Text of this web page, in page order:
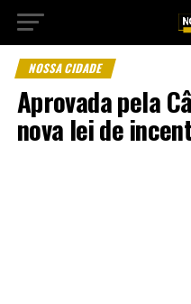
NOSSA CIDADE
Aprovada pela
nova lei de